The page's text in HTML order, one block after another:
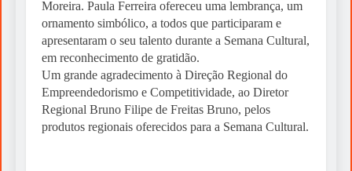
Moreira. Paula Ferreira ofereceu uma lembrança, um
ornamento simbólico, a todos que participaram e
apresentaram o seu talento durante a Semana Cultural,
em reconhecimento de gratidão.
Um grande agradecimento à Direção Regional do
Empreendedorismo e Competitividade, ao Diretor
Regional Bruno Filipe de Freitas Bruno, pelos
produtos regionais oferecidos para a Semana Cultural.